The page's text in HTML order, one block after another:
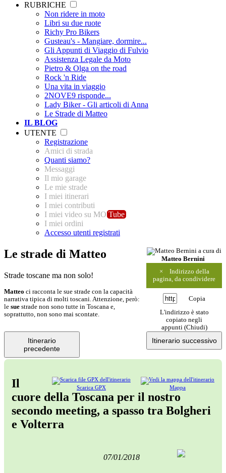
RUBRICHE
Non ridere in moto
Libri su due ruote
Richy Pro Bikers
Gusteau's - Mangiare, dormire...
Gli Appunti di Viaggio di Fulvio
Assistenza Legale da Moto
Pietro & Olga on the road
Rock 'n Ride
Una vita in viaggio
2NOVE9 risponde...
Lady Biker - Gli articoli di Anna
Le Strade di Matteo
IL BLOG
UTENTE
Registrazione
Amici di strada
Quanti siamo?
Messaggi
Il mio garage
Le mie strade
I miei itinerari
I miei contributi
I miei video su MO Tube
I miei ordini
Accesso utenti registrati
a cura di
Matteo Bernini
×
Indirizzo della
pagina, da condividere
Copia
L'indirizzo è stato
copiato negli
appunti (Chiudi)
Le strade di Matteo
Strade toscane ma non solo!
Matteo ci racconta le sue strade con la capacità
narrativa tipica di molti toscani. Attenzione, però:
le sue strade non sono tutte in Toscana e,
soprattutto, non sono mai scontate.
Itinerario
precedente
Itinerario successivo
Mappa
Scarica GPX
Il
cuore della Toscana per il nostro
secondo meeting, a spasso tra Bolgheri
e Volterra
07/01/2018